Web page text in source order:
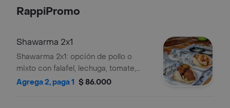
RappiPromo
Shawarma 2x1
Shawarma 2x1: opción de pollo o
mixto con falafel, lechuga, tomate,
perejil, cebolla o tabule. Incluye salsas
Agrega 2, paga 1 $ 86.000